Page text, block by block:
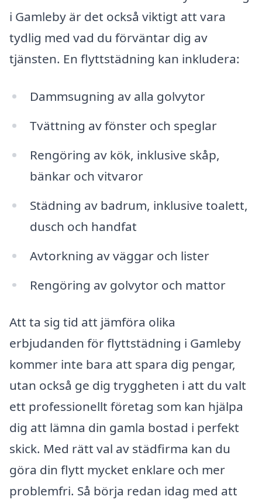
i Gamleby är det också viktigt att vara
tydlig med vad du förväntar dig av
tjänsten. En flyttstädning kan inkludera:
Dammsugning av alla golvytor
Tvättning av fönster och speglar
Rengöring av kök, inklusive skåp,
bänkar och vitvaror
Städning av badrum, inklusive toalett,
dusch och handfat
Avtorkning av väggar och lister
Rengöring av golvytor och mattor
Att ta sig tid att jämföra olika
erbjudanden för flyttstädning i Gamleby
kommer inte bara att spara dig pengar,
utan också ge dig tryggheten i att du valt
ett professionellt företag som kan hjälpa
dig att lämna din gamla bostad i perfekt
skick. Med rätt val av städfirma kan du
göra din flytt mycket enklare och mer
problemfri. Så börja redan idag med att